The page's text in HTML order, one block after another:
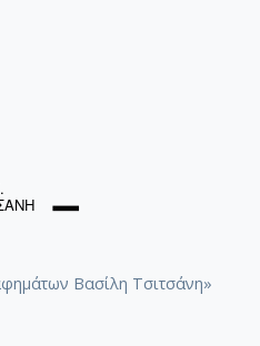
Βασίλη Τσιτσάνη»